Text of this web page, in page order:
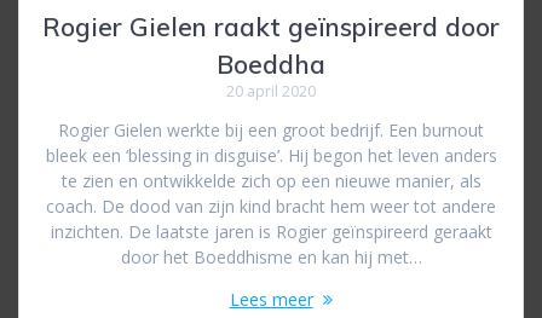
Rogier Gielen raakt geïnspireerd door
Boeddha
20 april 2020
Rogier Gielen werkte bij een groot bedrijf. Een burnout
bleek een ‘blessing in disguise’. Hij begon het leven anders
te zien en ontwikkelde zich op een nieuwe manier, als
coach. De dood van zijn kind bracht hem weer tot andere
inzichten. De laatste jaren is Rogier geïnspireerd geraakt
door het Boeddhisme en kan hij met…
Lees meer